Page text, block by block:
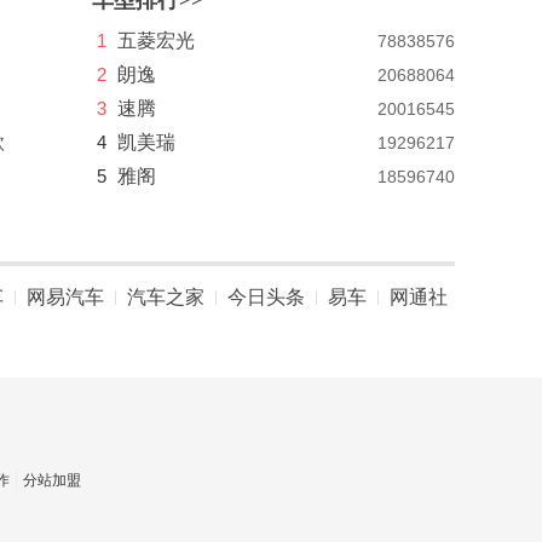
1 五菱宏光 78838576
2 朗逸 20688064
3 速腾 20016545
4 凯美瑞 19296217
5 雅阁 18596740
网易汽车 汽车之家 今日头条 易车 网通社
分站加盟